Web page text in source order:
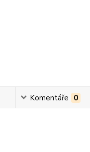
Komentáře 0